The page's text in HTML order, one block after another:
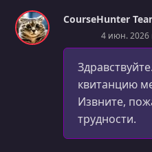
CourseHunter
4 июн. 2026
квитанцию
Извните,
трудности.